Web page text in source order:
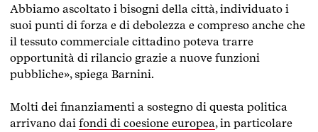
Abbiamo ascoltato i bisogni della città, individuato i
suoi punti di forza e di debolezza e compreso anche che
il tessuto commerciale cittadino poteva trarre
opportunità di rilancio grazie a nuove funzioni
pubbliche», spiega Barnini.
Molti dei finanziamenti a sostegno di questa politica
arrivano dai fondi di coesione europea, in particolare